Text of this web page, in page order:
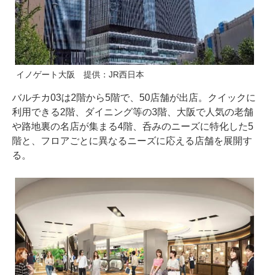
イノゲート大阪 提供：JR西日本
バルチカ03は2階から5階で、50店舗が出店。クイックに
利用できる2階、ダイニング等の3階、大阪で人気の老舗
や路地裏の名店が集まる4階、呑みのニーズに特化した5
階と、フロアごとに異なるニーズに応える店舗を展開す
る。